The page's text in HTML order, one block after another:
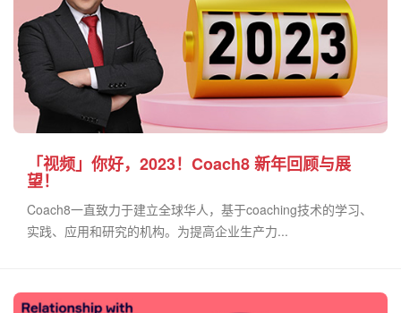
「视频」你好，2023！Coach8 新年回顾与展
望！
Coach8一直致力于建立全球华人，基于coaching技术的学习、
实践、应用和研究的机构。为提高企业生产力...